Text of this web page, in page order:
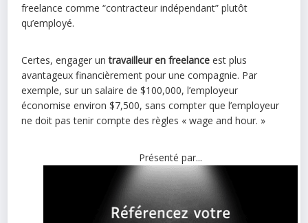
freelance comme “contracteur indépendant” plutôt
qu’employé.
Certes, engager un travailleur en freelance est plus
avantageux financièrement pour une compagnie. Par
exemple, sur un salaire de $100,000, l’employeur
économise environ $7,500, sans compter que l’employeur
ne doit pas tenir compte des règles « wage and hour. »
Présenté par...